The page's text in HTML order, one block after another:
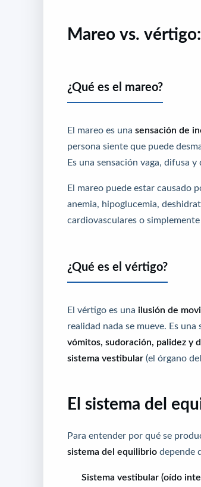
Mareo vs.
¿Qué es el mareo?
El mareo es una sensación de
persona siente que puede
Es una sensación vaga, difusa
El mareo puede estar causado
anemia, hipoglucemia,
cardiovasculares o
¿Qué es el vértigo?
El vértigo es una ilusión de
realidad nada se mueve. Es
vómitos, sudoración, palidez y
sistema vestibular (el órgano
El sistema del
Para entender por qué se
sistema del equilibrio depende
Sistema vestibular (oído